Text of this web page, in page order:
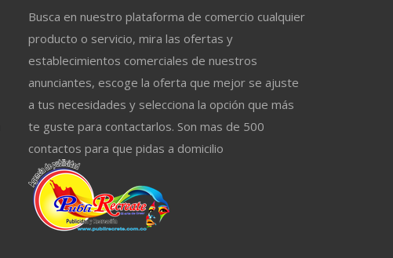
Busca en nuestro plataforma de comercio cualquier
producto o servicio, mira las ofertas y
establecimientos comerciales de nuestros
anunciantes, escoge la oferta que mejor se ajuste
a tus necesidades y selecciona la opción que más
te guste para contactarlos. Son mas de 500
contactos para que pidas a domicilio